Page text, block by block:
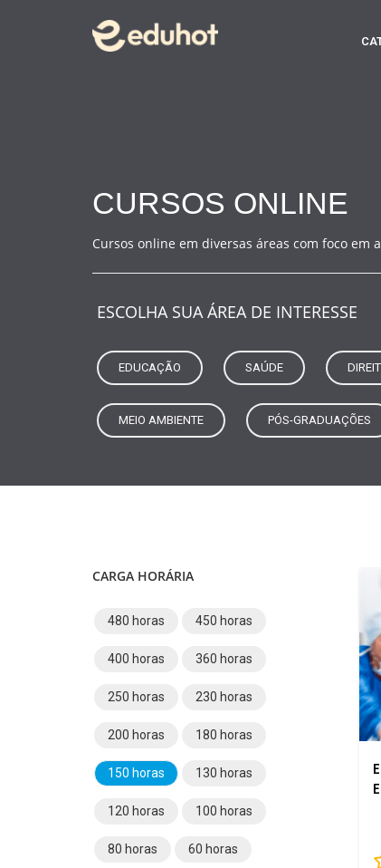
CURSOS ONLINE
Cursos online em diversas áreas com foco em
ESCOLHA SUA ÁREA DE INTERESSE
EDUCAÇÃO SAÚDE
MEIO AMBIENTE PÓS-GRADUAÇÕES
CARGA HORÁRIA
480 horas 450 horas
400 horas 360 horas
250 horas 230 horas
200 horas 180 horas
150 horas 130 horas
120 horas 100 horas
80 horas 60 horas